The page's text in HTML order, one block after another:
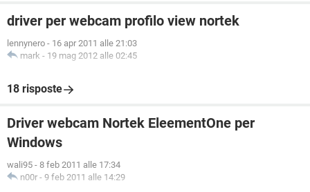
driver per webcam profilo view nortek
lennynero - 16 apr 2011 alle 21:03
mark - 19 mag 2012 alle 02:45
18 risposte
Driver webcam Nortek EleementOne per
Windows
wali95 - 8 feb 2011 alle 17:34
n00r - 9 feb 2011 alle 14:29